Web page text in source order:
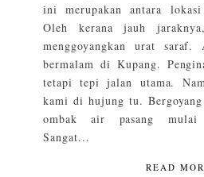
ini merupakan antara lokasi
Oleh kerana jauh
menggoyangkan urat
bermalam di Kupang.
tetapi tepi jalan utama.
kami di hujung tu.
ombak air pasang mulai
Sangat...
READ